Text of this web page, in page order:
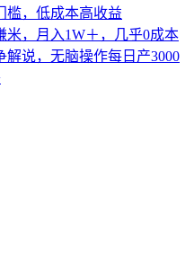
槛，低成本高收益
米，月入1W＋，几乎0成本
说，无脑操作每日产3000